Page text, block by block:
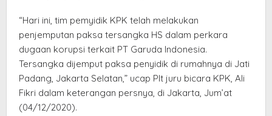
“Hari ini, tim pemyidik KPK telah melakukan
penjemputan paksa tersangka HS dalam perkara
dugaan korupsi terkait PT Garuda Indonesia.
Tersangka dijemput paksa penyidik di rumahnya di Jati
Padang, Jakarta Selatan,” ucap Plt juru bicara KPK, Ali
Fikri dalam keterangan persnya, di Jakarta, Jum’at
(04/12/2020).